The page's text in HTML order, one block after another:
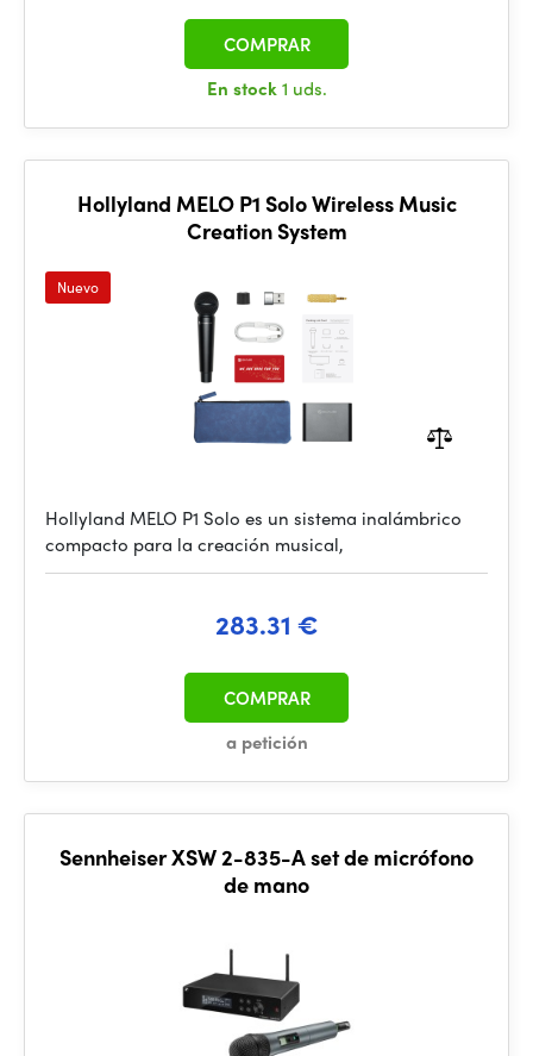
En stock1 uds.
COMPRAR
Hollyland MELO P1 Solo Wireless Music
Creation System
Nuevo
Hollyland MELO P1 Solo es un sistema inalámbrico
compacto para la creación musical,
283.31 €
a petición
COMPRAR
Sennheiser XSW 2-835-A set de micrófono
de mano